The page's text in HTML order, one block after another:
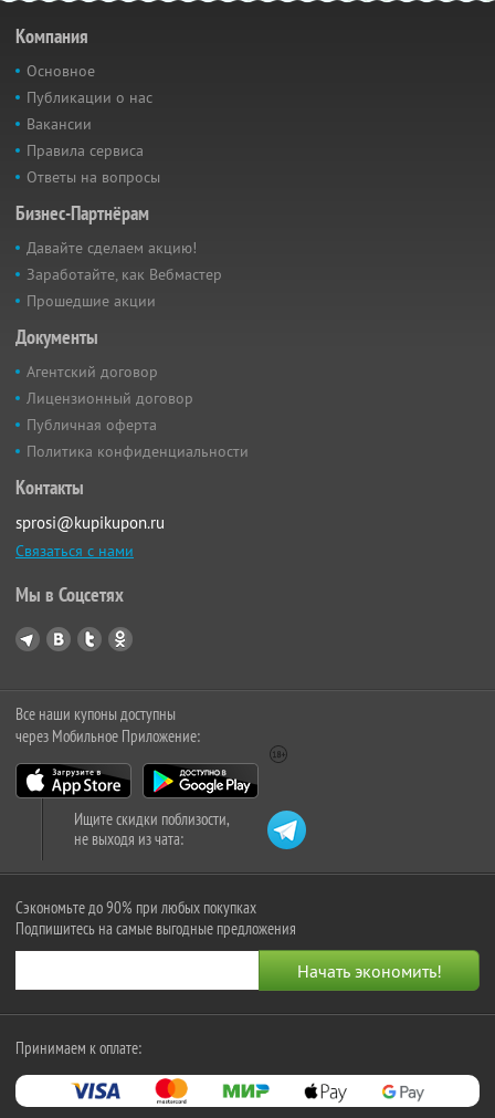
Компания
Основное
Публикации о нас
Вакансии
Правила сервиса
Ответы на вопросы
Бизнес-Партнёрам
Давайте сделаем акцию!
Заработайте, как Вебмастер
Прошедшие акции
Документы
Агентский договор
Лицензионный договор
Публичная оферта
Политика конфиденциальности
Контакты
sprosi@kupikupon.ru
Связаться с нами
Мы в Соцсетях
Все наши купоны доступны
через Мобильное Приложение:
Ищите скидки поблизости,
не выходя из чата:
Сэкономьте до 90% при любых покупках
Подпишитесь на самые выгодные предложения
Принимаем к оплате: